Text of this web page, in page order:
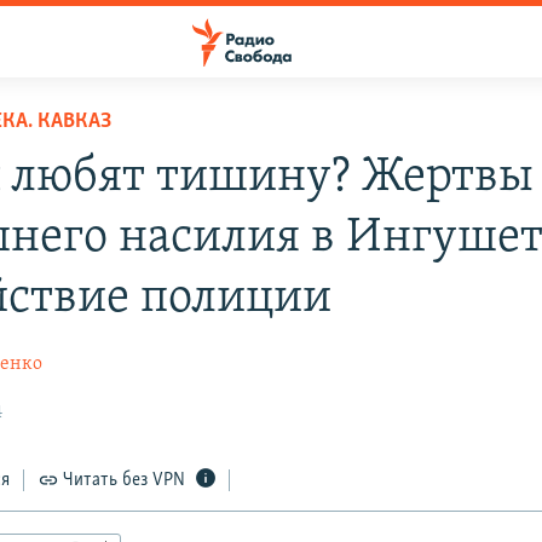
КАВКАЗ
любят тишину? Жертвы
насилия в
полиции
Читать без VPN